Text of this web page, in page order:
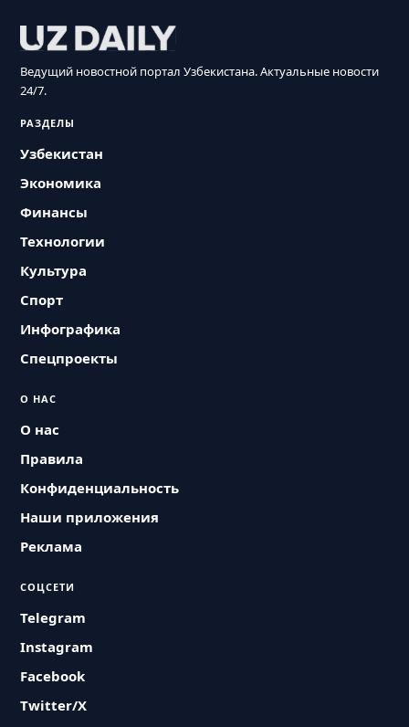
Ведущий новостной портал Узбекистана. Актуальные новости
24/7.
РАЗДЕЛЫ
Узбекистан
Экономика
Финансы
Технологии
Культура
Спорт
Инфографика
Спецпроекты
О НАС
О нас
Правила
Конфиденциальность
Наши приложения
Реклама
СОЦСЕТИ
Telegram
Instagram
Facebook
Twitter/X